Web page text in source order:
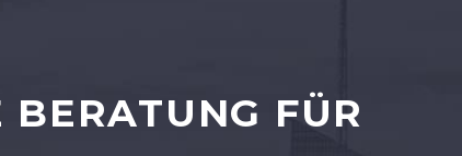
FÜR I